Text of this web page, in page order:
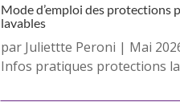
Mode d’emploi des protections
lavables
par Juliettte Peroni | Mai
Infos pratiques protections